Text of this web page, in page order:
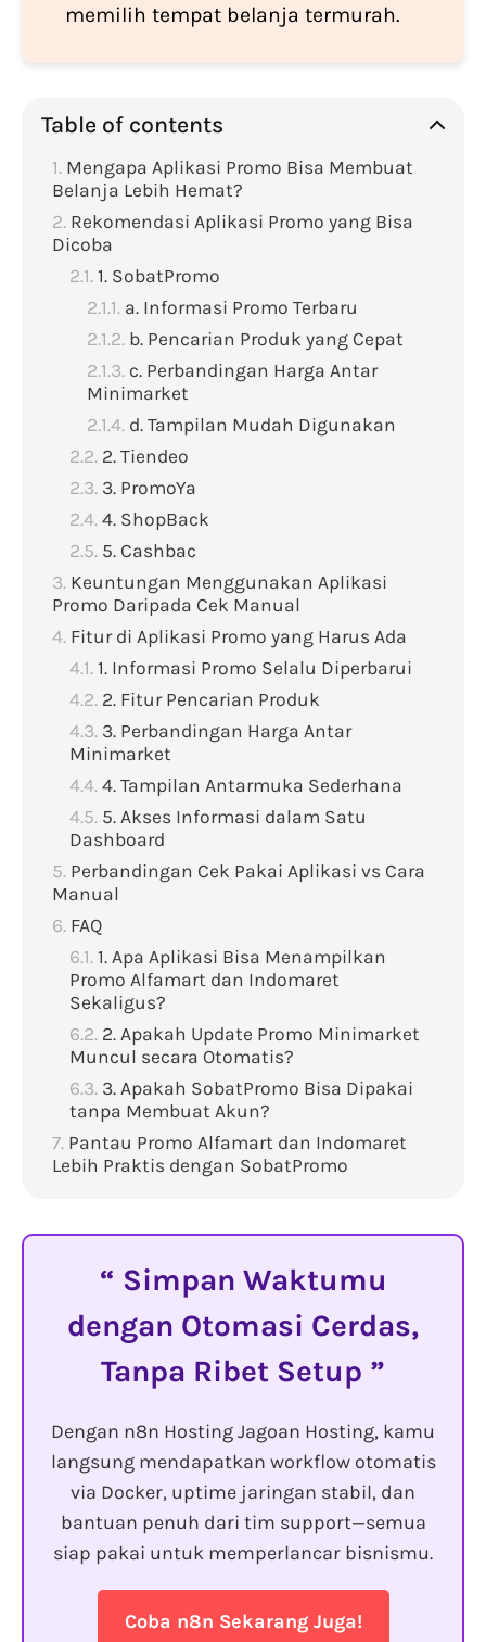
memilih tempat belanja termurah.
Table of contents
Mengapa Aplikasi Promo Bisa Membuat
Belanja Lebih Hemat?
Rekomendasi Aplikasi Promo yang Bisa
Dicoba
1. SobatPromo
a. Informasi Promo Terbaru
b. Pencarian Produk yang Cepat
c. Perbandingan Harga Antar
Minimarket
d. Tampilan Mudah Digunakan
2. Tiendeo
3. PromoYa
4. ShopBack
5. Cashbac
Keuntungan Menggunakan Aplikasi
Promo Daripada Cek Manual
Fitur di Aplikasi Promo yang Harus Ada
1. Informasi Promo Selalu Diperbarui
2. Fitur Pencarian Produk
3. Perbandingan Harga Antar
Minimarket
4. Tampilan Antarmuka Sederhana
5. Akses Informasi dalam Satu
Dashboard
Perbandingan Cek Pakai Aplikasi vs Cara
Manual
FAQ
1. Apa Aplikasi Bisa Menampilkan
Promo Alfamart dan Indomaret
Sekaligus?
2. Apakah Update Promo Minimarket
Muncul secara Otomatis?
3. Apakah SobatPromo Bisa Dipakai
tanpa Membuat Akun?
Pantau Promo Alfamart dan Indomaret
Lebih Praktis dengan SobatPromo
Simpan Waktumu
dengan Otomasi Cerdas,
Tanpa Ribet Setup
Dengan n8n Hosting Jagoan Hosting, kamu
langsung mendapatkan workflow otomatis
via Docker, uptime jaringan stabil, dan
bantuan penuh dari tim support—semua
siap pakai untuk memperlancar bisnismu.
Coba n8n Sekarang Juga!